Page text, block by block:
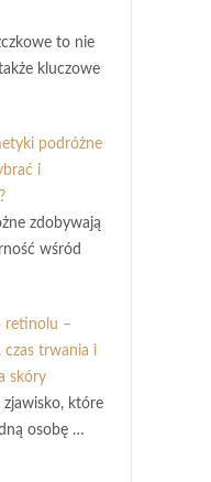
to nie
kluczowe
podróżne
i
zdobywają
wśród
retinolu –
czas trwania i
skóry
które
osobę …